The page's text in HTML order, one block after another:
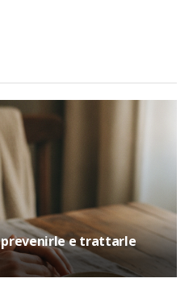
e trattarle